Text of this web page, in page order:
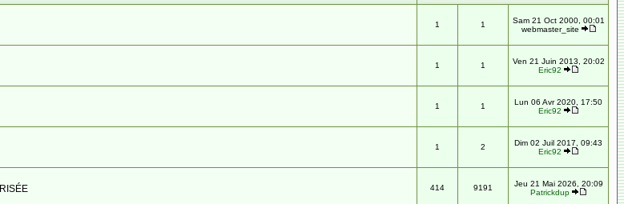
1 1
Sam 21 Oct 2000, 00:01
webmaster_site
1 1
Ven 21 Juin 2013, 20:02
Eric92
1 1
Lun 06 Avr 2020, 17:50
Eric92
1 2
Dim 02 Juil 2017, 09:43
Eric92
414 9191
Jeu 21 Mai 2026, 20:09
Patrickdup